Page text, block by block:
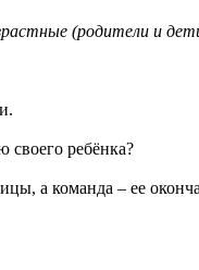
(родители и
ребёнка?
а команда – ее